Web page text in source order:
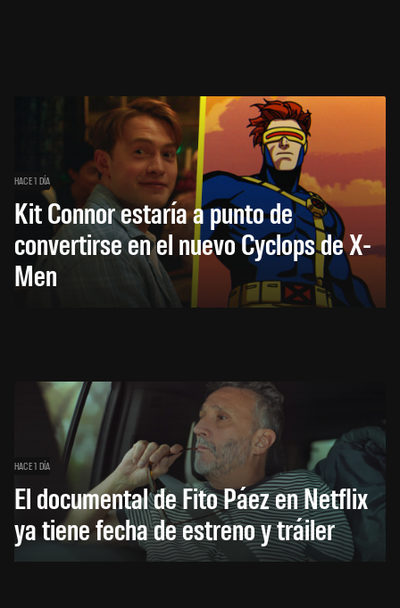
HACE 1 DÍA
Kit Connor estaría a punto de
convertirse en el nuevo Cyclops de X-
Men
HACE 1 DÍA
El documental de Fito Páez en Netflix
ya tiene fecha de estreno y tráiler